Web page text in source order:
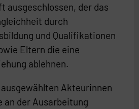
ausgeschlossen, der das
durch
und Qualifikationen
Eltern die eine
ablehnen.
Akteurinnen
an der Ausarbeitung